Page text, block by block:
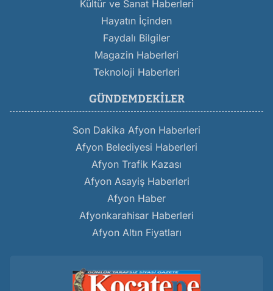
Kültür ve Sanat Haberleri
Hayatın İçinden
Faydalı Bilgiler
Magazin Haberleri
Teknoloji Haberleri
GÜNDEMDEKILER
Son Dakika Afyon Haberleri
Afyon Belediyesi Haberleri
Afyon Trafik Kazası
Afyon Asayiş Haberleri
Afyon Haber
Afyonkarahisar Haberleri
Afyon Altın Fiyatları